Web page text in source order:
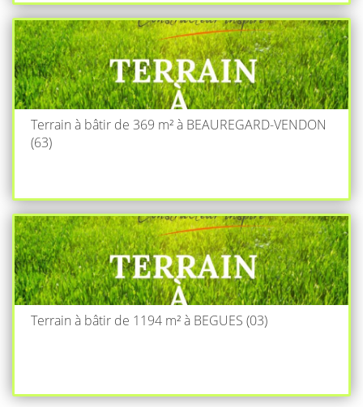
Terrain à bâtir de 369 m² à BEAUREGARD-VENDON
(63)
Terrain à bâtir de 1194 m² à BEGUES (03)